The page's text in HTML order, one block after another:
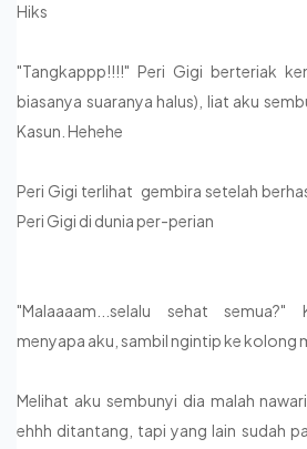
Hiks
"Tangkappp!!!!" Peri Gigi berteriak
biasanya suaranya halus), liat aku
Kasun. Hehehe
Peri Gigi terlihat gembira setelah
Peri Gigi di dunia per-perian
"Malaaaam...selalu sehat semua?"
menyapa aku, sambil ngintip ke kolong
Melihat aku sembunyi dia malah
ehhh ditantang, tapi yang lain sudah